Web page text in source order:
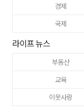
경제
국제
라이프 뉴스
부동산
교육
이웃사랑